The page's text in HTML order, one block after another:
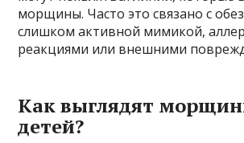
морщины. Часто это связано с
слишком активной мимикой,
реакциями или внешними
Как выглядят
детей?